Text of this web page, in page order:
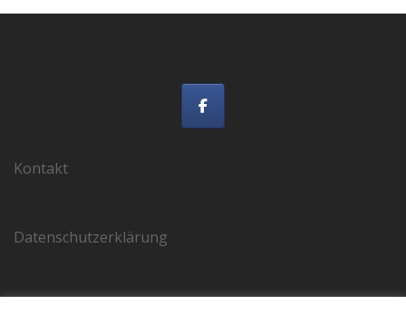
Kontakt
Datenschutzerklärung